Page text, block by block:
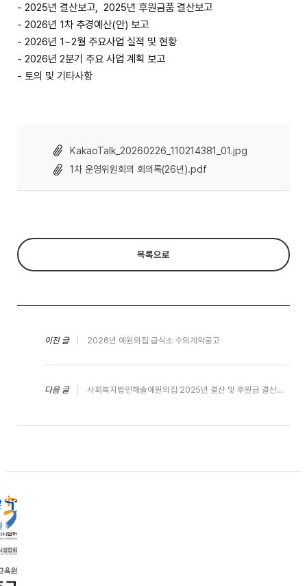
- 2025년 결산보고, 2025년 후원금품 결산보고
- 2026년 1차 추경예산(안) 보고
- 2026년 1~2월 주요사업 실적 및 현황
- 2026년 2분기 주요 사업 계획 보고
- 토의 및 기타사항
KakaoTalk_20260226_110214381_01.jpg
1차 운영위원회의 회의록(26년).pdf
목록으로
이전 글 2026년 예원의집 급식소 수의계약공고
다음 글 사회복지법인해솔예원의집 2025년 결산 및 후원금 결산공고